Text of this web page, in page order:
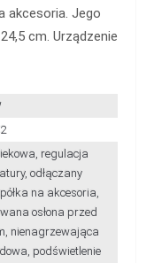
akcesoria. Jego
cm. Urządzenie
regulacja
odłączany
na akcesoria,
osłona przed
nienagrzewająca
podświetlenie